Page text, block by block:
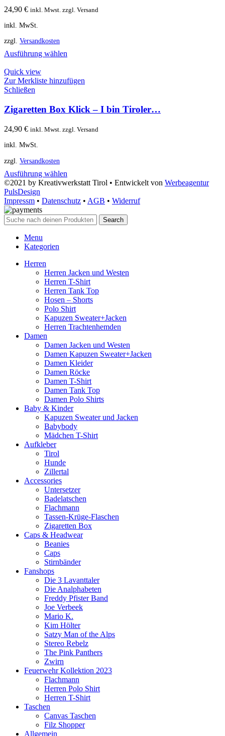
24,90 € inkl. Mwst. zzgl. Versand
inkl. MwSt.
zzgl. Versandkosten
Ausführung wählen
Quick view
Zur Merkliste hinzufügen
Schließen
Zigaretten Box Klick – I bin Tiroler…
24,90 € inkl. Mwst. zzgl. Versand
inkl. MwSt.
zzgl. Versandkosten
Ausführung wählen
©2021 by Kreativwerkstatt Tirol • Entwickelt von Werbeagentur
PulsDesign
Impressm • Datenschutz • AGB • Widerruf
Search
Menu
Kategorien
Herren
Herren Jacken und Westen
Herren T-Shirt
Herren Tank Top
Hosen – Shorts
Polo Shirt
Kapuzen Sweater+Jacken
Herren Trachtenhemden
Damen
Damen Jacken und Westen
Damen Kapuzen Sweater+Jacken
Damen Kleider
Damen Röcke
Damen T-Shirt
Damen Tank Top
Damen Polo Shirts
Baby & Kinder
Kapuzen Sweater und Jacken
Babybody
Mädchen T-Shirt
Aufkleber
Tirol
Hunde
Zillertal
Accessories
Untersetzer
Badelatschen
Flachmann
Tassen-Krüge-Flaschen
Zigaretten Box
Caps & Headwear
Beanies
Caps
Stirnbänder
Fanshops
Die 3 Lavanttaler
Die Analphabeten
Freddy Pfister Band
Joe Verbeek
Mario K.
Kim Hölter
Satzy Man of the Alps
Stereo Rebelz
The Pink Panthers
Zwirn
Feuerwehr Kollektion 2023
Flachmann
Herren Polo Shirt
Herren T-Shirt
Taschen
Canvas Taschen
Filz Shopper
Allgemein